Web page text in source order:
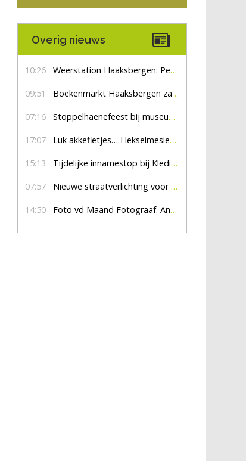
Overig nieuws
10:26 Weerstation Haaksbergen: Perioden met zon en droog
09:51 Boekenmarkt Haaksbergen zaterdag 8 augustus, marktplein Haaksbergen
07:16 Stoppelhaenefeest bij museum De Lebbenbrugge
17:07 Luk akkefietjes… HekselmesienHarry
15:13 Tijdelijke innamestop bij Kledingbank Stefania
07:57 Nieuwe straatverlichting voor De Veldmaat en De Pas
14:50 Foto vd Maand Fotograaf: Anna Jalving